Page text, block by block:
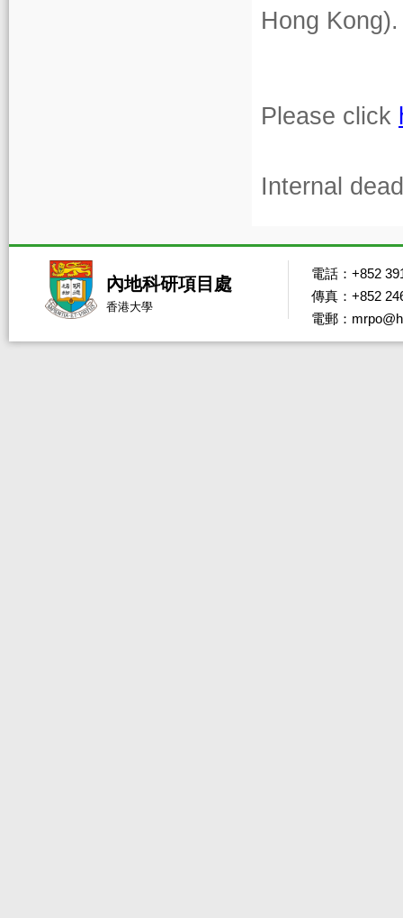
Hong Kong).
Please click
Internal
內地科研項目處
香港大學
電話：+852
傳真：+852
電郵：